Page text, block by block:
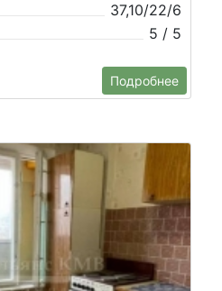
37,10/22/6
5 / 5
Подробнее